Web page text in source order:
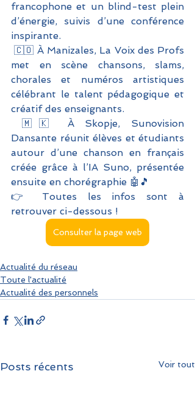
francophone et un blind-test plein
d’énergie, suivis d’une conférence
inspirante.
🇨🇴 À Manizales, La Voix des Profs
met en scène chansons, slams,
chorales et numéros artistiques
célébrant le talent pédagogique et
créatif des enseignants.
🇲🇰 À Skopje, Sunovision
Dansante réunit élèves et étudiants
autour d’une chanson en français
créée grâce à l’IA Suno, présentée
ensuite en chorégraphie 🤖🎵
👉 Toutes les infos sont à
retrouver ci-dessous !
Consulter la page web
Actualité du réseau
Toute l'actualité
Actualité des personnels
Posts récents Voir tout